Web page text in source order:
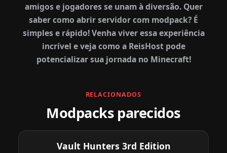
amigos e jogadores se unam à diversão. Quer
saber como abrir servidor com modpack? É
simples e rápido! Venha viver essa experiência
incrível e veja como a ReisHost pode
potencializar sua jornada no Minecraft!
RELACIONADOS
Modpacks parecidos
Vault Hunters 3rd Edition